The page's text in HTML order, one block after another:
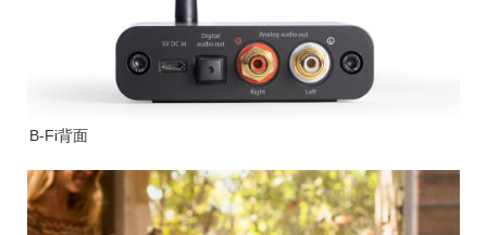
B-Fi背面